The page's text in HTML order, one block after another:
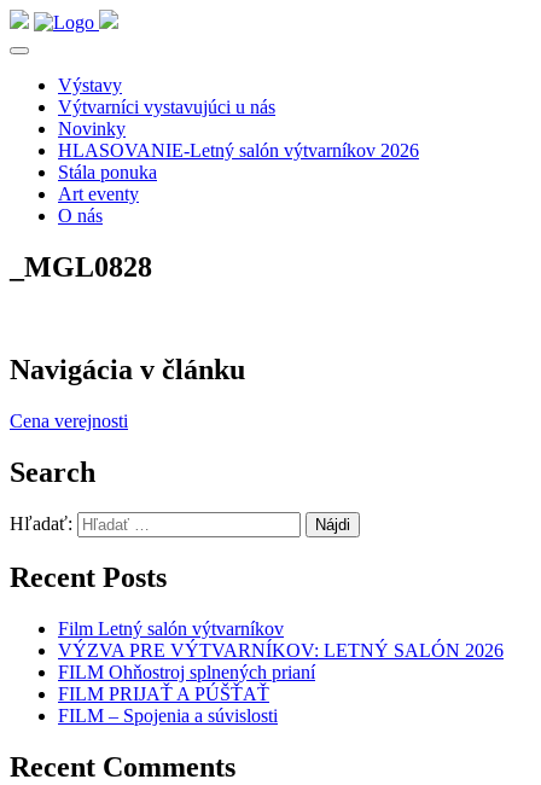
Výstavy
Výtvarníci vystavujúci u nás
Novinky
HLASOVANIE-Letný salón výtvarníkov 2026
Stála ponuka
Art eventy
O nás
_MGL0828
Navigácia v článku
Cena verejnosti
Search
Hľadať:
Recent Posts
Film Letný salón výtvarníkov
VÝZVA PRE VÝTVARNÍKOV: LETNÝ SALÓN 2026
FILM Ohňostroj splnených prianí
FILM PRIJAŤ A PÚŠŤAŤ
FILM – Spojenia a súvislosti
Recent Comments